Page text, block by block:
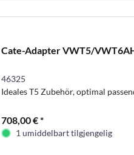
Cate-Adapter VWT5/
46325
Ideales T5 Zubehör, optimal
708,00 € *
1 umiddelbart tilgjengelig